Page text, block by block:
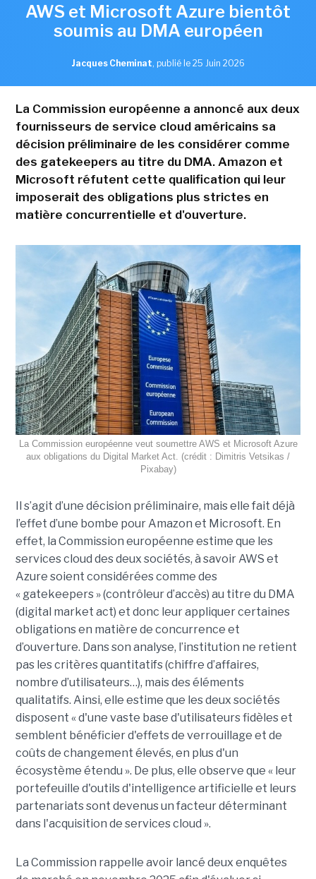
AWS et Microsoft Azure bientôt
soumis au DMA européen
Jacques Cheminat, publié le 25 Juin 2026
La Commission européenne a annoncé aux deux
fournisseurs de service cloud américains sa
décision préliminaire de les considérer comme
des gatekeepers au titre du DMA. Amazon et
Microsoft réfutent cette qualification qui leur
imposerait des obligations plus strictes en
matière concurrentielle et d'ouverture.
La Commission européenne veut soumettre AWS et Microsoft Azure
aux obligations du Digital Market Act. (crédit : Dimitris Vetsikas /
Pixabay)
Il s’agit d’une décision préliminaire, mais elle fait déjà
l’effet d’une bombe pour Amazon et Microsoft. En
effet, la Commission européenne estime que les
services cloud des deux sociétés, à savoir AWS et
Azure soient considérées comme des
« gatekeepers » (contrôleur d’accès) au titre du DMA
(digital market act) et donc leur appliquer certaines
obligations en matière de concurrence et
d’ouverture. Dans son analyse, l’institution ne retient
pas les critères quantitatifs (chiffre d’affaires,
nombre d’utilisateurs…), mais des éléments
qualitatifs. Ainsi, elle estime que les deux sociétés
disposent « d'une vaste base d'utilisateurs fidèles et
semblent bénéficier d'effets de verrouillage et de
coûts de changement élevés, en plus d'un
écosystème étendu ». De plus, elle observe que « leur
portefeuille d'outils d'intelligence artificielle et leurs
partenariats sont devenus un facteur déterminant
dans l'acquisition de services cloud ».
La Commission rappelle avoir lancé deux enquêtes